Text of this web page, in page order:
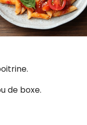
de boxe.